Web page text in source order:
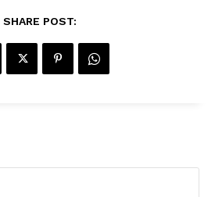
SHARE POST: